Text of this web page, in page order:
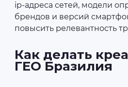
ip-адреса сетей, модели
брендов и версий
повысить релевантность
Как делать
ГЕО Бразилия